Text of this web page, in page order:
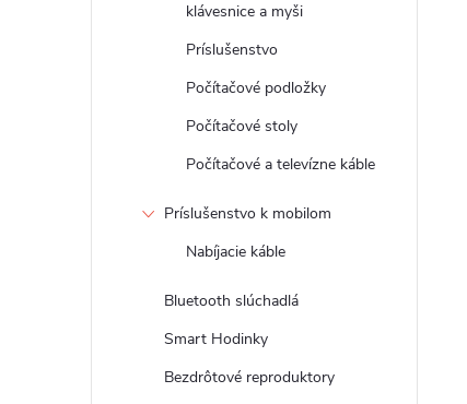
klávesnice a myši
Príslušenstvo
Počítačové podložky
Počítačové stoly
Počítačové a televízne káble
Príslušenstvo k mobilom
Nabíjacie káble
Bluetooth slúchadlá
Smart Hodinky
Bezdrôtové reproduktory